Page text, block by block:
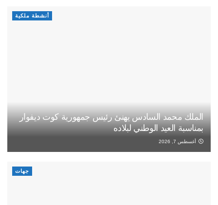
أنشطة ملكية
الملك محمد السادس يهنئ رئيس جمهورية كوت ديفوار
بمناسبة العيد الوطني لبلاده
أغسطس 7, 2026
جهات